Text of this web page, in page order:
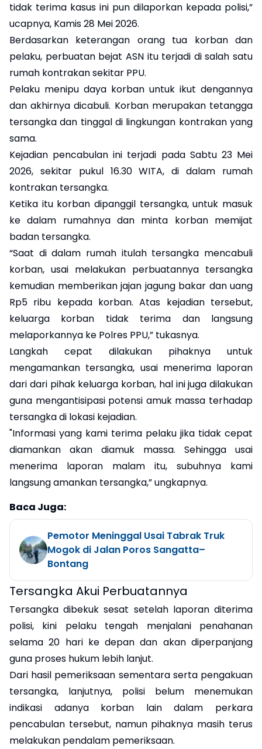
tidak terima kasus ini pun dilaporkan kepada polisi,”
ucapnya, Kamis 28 Mei 2026.
Berdasarkan keterangan orang tua korban dan
pelaku, perbuatan bejat ASN itu terjadi di salah satu
rumah kontrakan sekitar PPU.
Pelaku menipu daya korban untuk ikut dengannya
dan akhirnya dicabuli. Korban merupakan tetangga
tersangka dan tinggal di lingkungan kontrakan yang
sama.
Kejadian pencabulan ini terjadi pada Sabtu 23 Mei
2026, sekitar pukul 16.30 WITA, di dalam rumah
kontrakan tersangka.
Ketika itu korban dipanggil tersangka, untuk masuk
ke dalam rumahnya dan minta korban memijat
badan tersangka.
“Saat di dalam rumah itulah tersangka mencabuli
korban, usai melakukan perbuatannya tersangka
kemudian memberikan jajan jagung bakar dan uang
Rp5 ribu kepada korban. Atas kejadian tersebut,
keluarga korban tidak terima dan langsung
melaporkannya ke Polres PPU,” tukasnya.
Langkah cepat dilakukan pihaknya untuk
mengamankan tersangka, usai menerima laporan
dari dari pihak keluarga korban, hal ini juga dilakukan
guna mengantisipasi potensi amuk massa terhadap
tersangka di lokasi kejadian.
"Informasi yang kami terima pelaku jika tidak cepat
diamankan akan diamuk massa. Sehingga usai
menerima laporan malam itu, subuhnya kami
langsung amankan tersangka,” ungkapnya.
Baca Juga:
Pemotor Meninggal Usai Tabrak Truk
Mogok di Jalan Poros Sangatta–
Bontang
Tersangka Akui Perbuatannya
Tersangka dibekuk sesat setelah laporan diterima
polisi, kini pelaku tengah menjalani penahanan
selama 20 hari ke depan dan akan diperpanjang
guna proses hukum lebih lanjut.
Dari hasil pemeriksaan sementara serta pengakuan
tersangka, lanjutnya, polisi belum menemukan
indikasi adanya korban lain dalam perkara
pencabulan tersebut, namun pihaknya masih terus
melakukan pendalam pemeriksaan.